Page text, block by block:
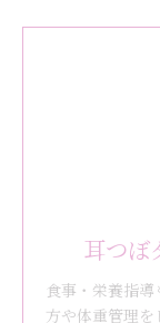
耳つぼ
食事・栄養指
方や体重管理